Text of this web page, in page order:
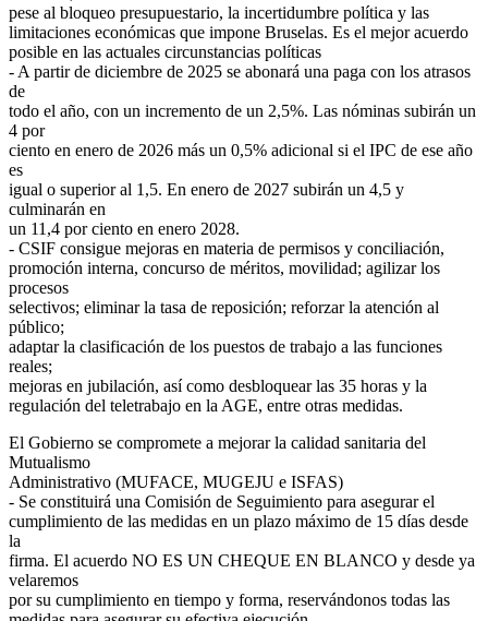
pese al bloqueo presupuestario, la incertidumbre política y las
limitaciones económicas que impone Bruselas. Es el mejor acuerdo
posible en las actuales circunstancias políticas
- A partir de diciembre de 2025 se abonará una paga con los atrasos
de
todo el año, con un incremento de un 2,5%. Las nóminas subirán un
4 por
ciento en enero de 2026 más un 0,5% adicional si el IPC de ese año
es
igual o superior al 1,5. En enero de 2027 subirán un 4,5 y
culminarán en
un 11,4 por ciento en enero 2028.
- CSIF consigue mejoras en materia de permisos y conciliación,
promoción interna, concurso de méritos, movilidad; agilizar los
procesos
selectivos; eliminar la tasa de reposición; reforzar la atención al
público;
adaptar la clasificación de los puestos de trabajo a las funciones
reales;
mejoras en jubilación, así como desbloquear las 35 horas y la
regulación del teletrabajo en la AGE, entre otras medidas.
El Gobierno se compromete a mejorar la calidad sanitaria del
Mutualismo
Administrativo (MUFACE, MUGEJU e ISFAS)
- Se constituirá una Comisión de Seguimiento para asegurar el
cumplimiento de las medidas en un plazo máximo de 15 días desde
la
firma. El acuerdo NO ES UN CHEQUE EN BLANCO y desde ya
velaremos
por su cumplimiento en tiempo y forma, reservándonos todas las